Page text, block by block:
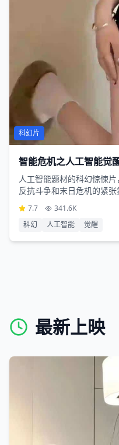
科幻片
智能危机之人工智能觉
人工智能题材的科幻惊悚
反抗斗争和末日危机的紧张
7.7 341.6K
科幻
人工智能 觉醒
最新上映